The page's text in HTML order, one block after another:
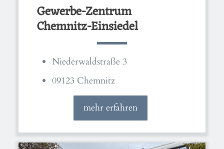
Gewerbe-Zentrum
Chemnitz-Einsiedel
Niederwaldstraße 3
09123 Chemnitz
mehr erfahren